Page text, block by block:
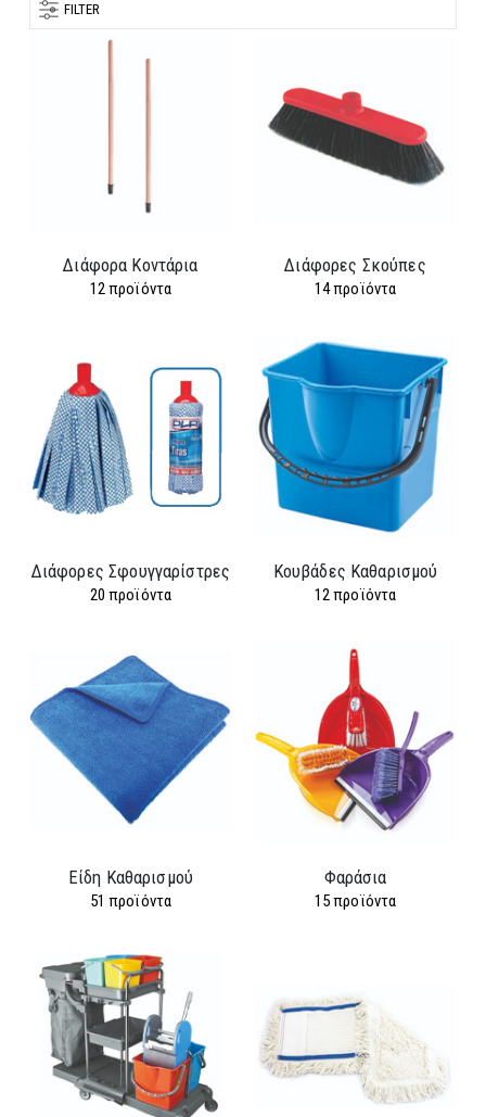
FILTER
Διάφορα Κοντάρια
12προϊόντα
Διάφορες Σκούπες
14προϊόντα
Διάφορες Σφουγγαρίστρες
20 προϊόντα
Κουβάδες Καθαρισμού
12προϊόντα
Είδη Καθαρισμού
51 προϊόντα
Φαράσια
15προϊόντα